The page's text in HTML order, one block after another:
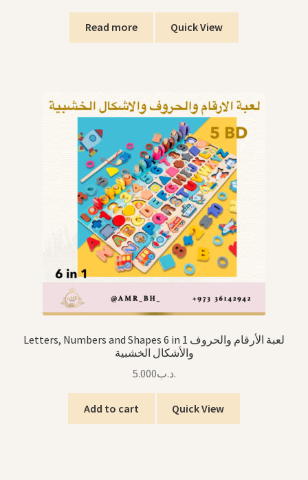
Read more Quick View
Letters, Numbers and Shapes 6 in 1 لعبة الأرقام والحروف
والأشكال الخشبية
.د.ب5.000
Add to cart Quick View